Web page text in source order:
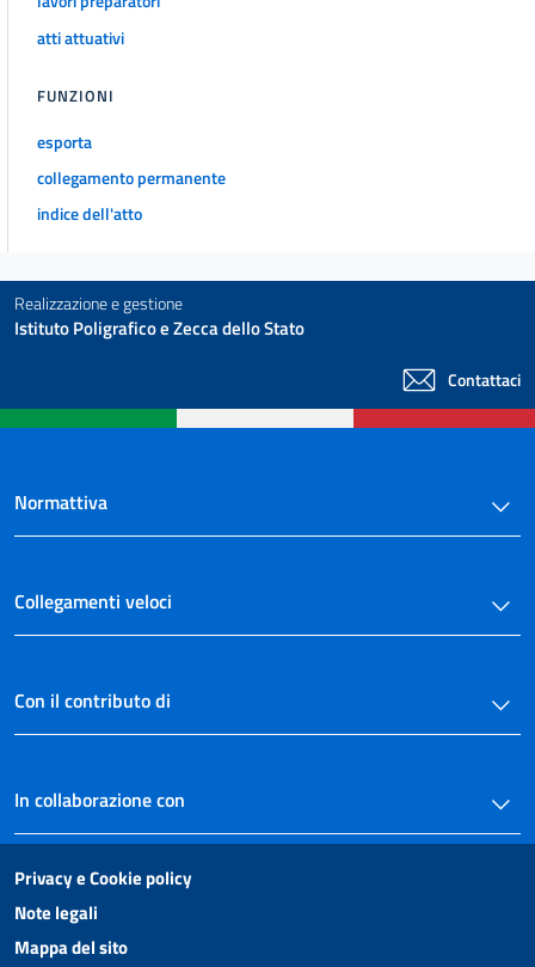
atti attuativi
FUNZIONI
esporta
collegamento permanente
indice dell'atto
Realizzazione e gestione
Istituto Poligrafico e Zecca dello Stato
Contattaci
Normattiva
Collegamenti veloci
Con il contributo di
In collaborazione con
Privacy e Cookie policy
Note legali
Mappa del sito